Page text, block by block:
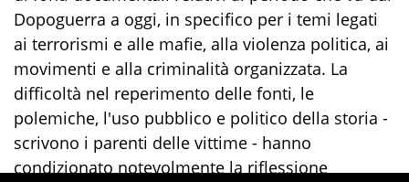
Dopoguerra a oggi, in specifico per i temi legati
ai terrorismi e alle mafie, alla violenza politica, ai
movimenti e alla criminalità organizzata. La
difficoltà nel reperimento delle fonti, le
polemiche, l'uso pubblico e politico della storia -
scrivono i parenti delle vittime - hanno
condizionato notevolmente la riflessione